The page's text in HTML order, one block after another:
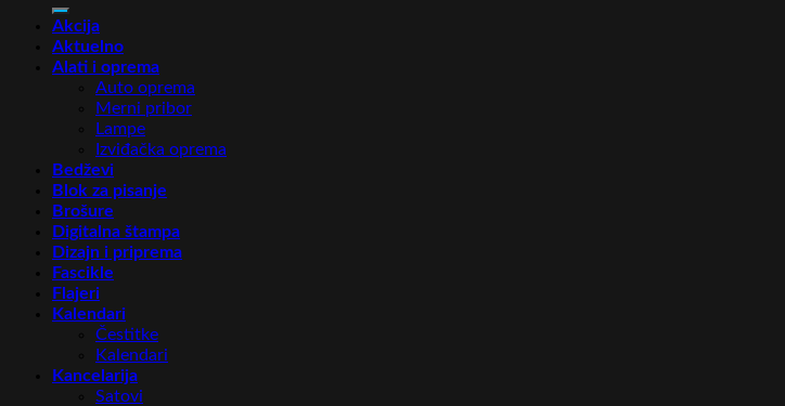
Akcija
Aktuelno
Alati i oprema
Auto oprema
Merni pribor
Lampe
Izviđačka oprema
Bedževi
Blok za pisanje
Brošure
Digitalna štampa
Dizajn i priprema
Fascikle
Flajeri
Kalendari
Čestitke
Kalendari
Kancelarija
Satovi